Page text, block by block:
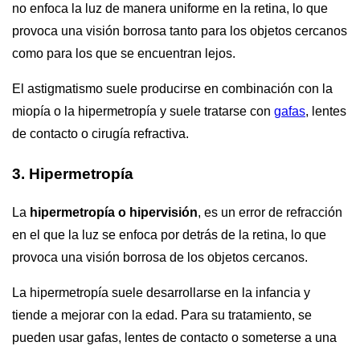
no enfoca la luz de manera uniforme en la retina, lo que
provoca una visión borrosa tanto para los objetos cercanos
como para los que se encuentran lejos.
El astigmatismo suele producirse en combinación con la
miopía o la hipermetropía y suele tratarse con gafas, lentes
de contacto o cirugía refractiva.
3. Hipermetropía
La hipermetropía o hipervisión, es un error de refracción
en el que la luz se enfoca por detrás de la retina, lo que
provoca una visión borrosa de los objetos cercanos.
La hipermetropía suele desarrollarse en la infancia y
tiende a mejorar con la edad. Para su tratamiento, se
pueden usar gafas, lentes de contacto o someterse a una